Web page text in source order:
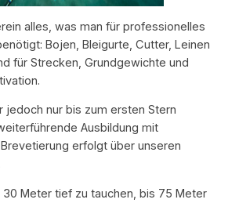
alles, was man für professionelles
Bojen, Bleigurte, Cutter, Leinen
für Strecken, Grundgewichte und
jedoch nur bis zum ersten Stern
Ausbildung mit
erfolgt über unseren
30 Meter tief zu tauchen, bis 75 Meter